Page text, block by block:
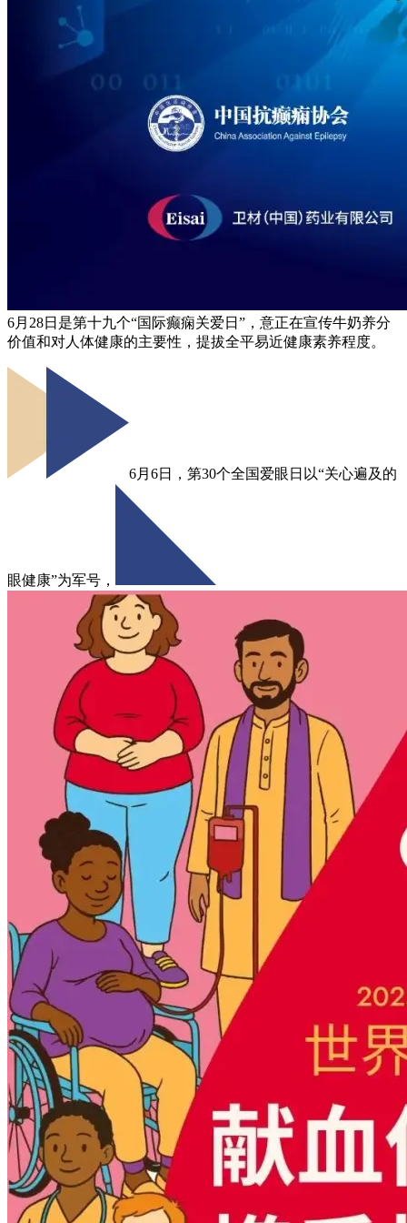
6月28日是第十九个“国际癫痫关爱日”，意正在宣传牛奶养分
价值和对人体健康的主要性，提拔全平易近健康素养程度。
6月6日，第30个全国爱眼日以“关心遍及的
眼健康”为军号，